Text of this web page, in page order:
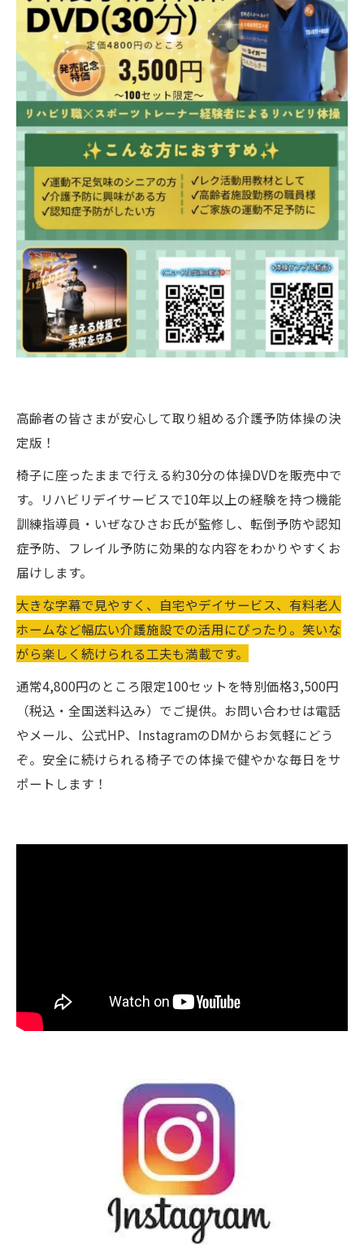
高齢者の皆さまが安心して取り組める介護予防体操の決
定版！
椅子に座ったままで行える約30分の体操DVDを販売中で
す。リハビリデイサービスで10年以上の経験を持つ機能
訓練指導員・いぜなひさお氏が監修し、転倒予防や認知
症予防、フレイル予防に効果的な内容をわかりやすくお
届けします。
大きな字幕で見やすく、自宅やデイサービス、有料老人
ホームなど幅広い介護施設での活用にぴったり。笑いな
がら楽しく続けられる工夫も満載です。
通常4,800円のところ限定100セットを特別価格3,500円
（税込・全国送料込み）でご提供。お問い合わせは電話
やメール、公式HP、InstagramのDMからお気軽にどう
ぞ。安全に続けられる椅子での体操で健やかな毎日をサ
ポートします！